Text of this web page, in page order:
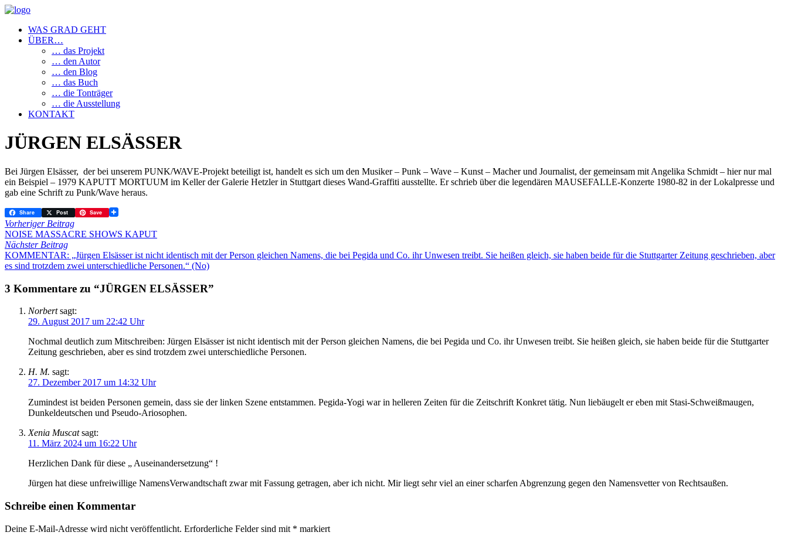
WAS GRAD GEHT
ÜBER…
… das Projekt
… den Autor
… den Blog
… das Buch
… die Tonträger
… die Ausstellung
KONTAKT
JÜRGEN ELSÄSSER
Bei Jürgen Elsässer, der bei unserem PUNK/WAVE-Projekt beteiligt ist, handelt es sich um den Musiker – Punk – Wave – Kunst – Macher und Journalist, der gemeinsam mit Angelika Schmidt – hier nur mal
ein Beispiel – 1979 KAPUTT MORTUUM im Keller der Galerie Hetzler in Stuttgart dieses Wand-Graffiti ausstellte. Er schrieb über die legendären MAUSEFALLE-Konzerte 1980-82 in der Lokalpresse und
gab eine Schrift zu Punk/Wave heraus.
Share Post Save
Vorheriger Beitrag
NOISE MASSACRE SHOWS KAPUT
Nächster Beitrag
KOMMENTAR: „Jürgen Elsässer ist nicht identisch mit der Person gleichen Namens, die bei Pegida und Co. ihr Unwesen treibt. Sie heißen gleich, sie haben beide für die Stuttgarter Zeitung geschrieben, aber
es sind trotzdem zwei unterschiedliche Personen.“ (No)
3 Kommentare zu “JÜRGEN ELSÄSSER”
Norbert sagt:
29. August 2017 um 22:42 Uhr
Nochmal deutlich zum Mitschreiben: Jürgen Elsässer ist nicht identisch mit der Person gleichen Namens, die bei Pegida und Co. ihr Unwesen treibt. Sie heißen gleich, sie haben beide für die Stuttgarter
Zeitung geschrieben, aber es sind trotzdem zwei unterschiedliche Personen.
H. M. sagt:
27. Dezember 2017 um 14:32 Uhr
Zumindest ist beiden Personen gemein, dass sie der linken Szene entstammen. Pegida-Yogi war in helleren Zeiten für die Zeitschrift Konkret tätig. Nun liebäugelt er eben mit Stasi-Schweißmaugen,
Dunkeldeutschen und Pseudo-Ariosophen.
Xenia Muscat sagt:
11. März 2024 um 16:22 Uhr
Herzlichen Dank für diese „ Auseinandersetzung“ !
Jürgen hat diese unfreiwillige NamensVerwandtschaft zwar mit Fassung getragen, aber ich nicht. Mir liegt sehr viel an einer scharfen Abgrenzung gegen den Namensvetter von Rechtsaußen.
Schreibe einen Kommentar
Deine E-Mail-Adresse wird nicht veröffentlicht. Erforderliche Felder sind mit * markiert